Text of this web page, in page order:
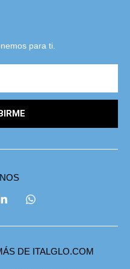
para ti.
DE ITALGLO.COM